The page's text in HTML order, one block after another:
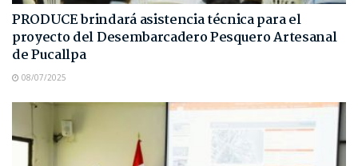
PRODUCE brindará asistencia técnica para el
proyecto del Desembarcadero Pesquero Artesanal
de Pucallpa
08/07/2025